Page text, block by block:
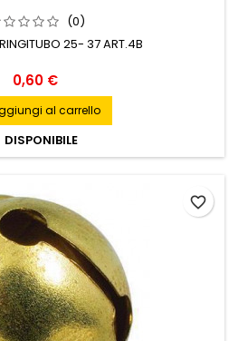
(0)
25- 37 ART.4B
Prezzo
0,60 €
al carrello
DISPONIBILE
favorite_border